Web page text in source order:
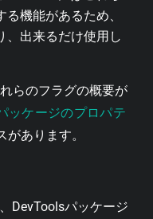
機能があるため、
、出来るだけ使用し
れらのフラグの概要が
ッケージのプロパテ
あります。
DevToolsパッケージ